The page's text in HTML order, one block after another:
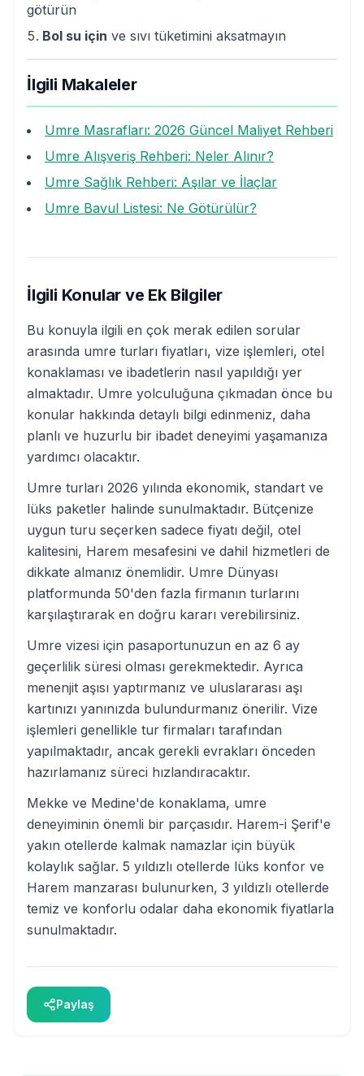
götürün
Bol su için ve sıvı tüketimini aksatmayın
İlgili Makaleler
Umre Masrafları: 2026 Güncel Maliyet Rehberi
Umre Alışveriş Rehberi: Neler Alınır?
Umre Sağlık Rehberi: Aşılar ve İlaçlar
Umre Bavul Listesi: Ne Götürülür?
İlgili Konular ve Ek Bilgiler
Bu konuyla ilgili en çok merak edilen sorular
arasında umre turları fiyatları, vize işlemleri, otel
konaklaması ve ibadetlerin nasıl yapıldığı yer
almaktadır. Umre yolculuğuna çıkmadan önce bu
konular hakkında detaylı bilgi edinmeniz, daha
planlı ve huzurlu bir ibadet deneyimi yaşamanıza
yardımcı olacaktır.
Umre turları 2026 yılında ekonomik, standart ve
lüks paketler halinde sunulmaktadır. Bütçenize
uygun turu seçerken sadece fiyatı değil, otel
kalitesini, Harem mesafesini ve dahil hizmetleri de
dikkate almanız önemlidir. Umre Dünyası
platformunda 50'den fazla firmanın turlarını
karşılaştırarak en doğru kararı verebilirsiniz.
Umre vizesi için pasaportunuzun en az 6 ay
geçerlilik süresi olması gerekmektedir. Ayrıca
menenjit aşısı yaptırmanız ve uluslararası aşı
kartınızı yanınızda bulundurmanız önerilir. Vize
işlemleri genellikle tur firmaları tarafından
yapılmaktadır, ancak gerekli evrakları önceden
hazırlamanız süreci hızlandıracaktır.
Mekke ve Medine'de konaklama, umre
deneyiminin önemli bir parçasıdır. Harem-i Şerif'e
yakın otellerde kalmak namazlar için büyük
kolaylık sağlar. 5 yıldızlı otellerde lüks konfor ve
Harem manzarası bulunurken, 3 yıldızlı otellerde
temiz ve konforlu odalar daha ekonomik fiyatlarla
sunulmaktadır.
Paylaş